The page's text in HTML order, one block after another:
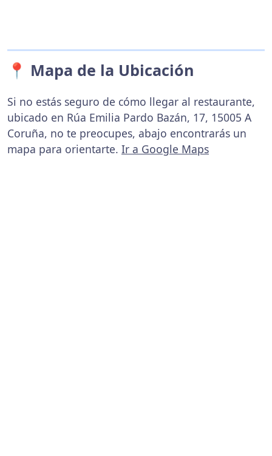
📍 Mapa de la Ubicación
Si no estás seguro de cómo llegar al restaurante,
ubicado en Rúa Emilia Pardo Bazán, 17, 15005 A
Coruña, no te preocupes, abajo encontrarás un
mapa para orientarte. Ir a Google Maps